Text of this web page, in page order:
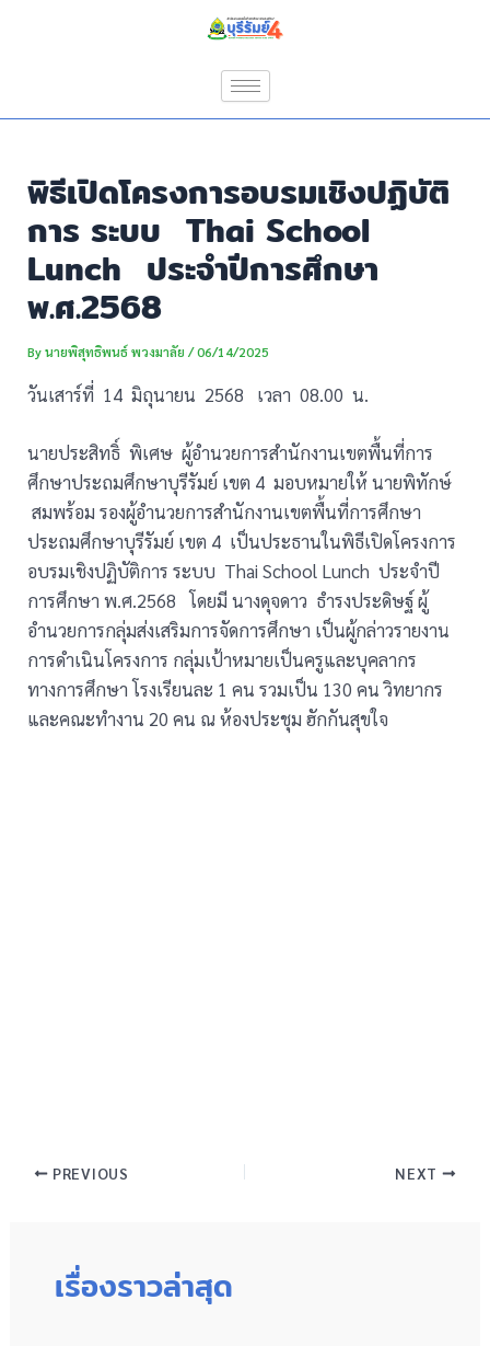
พิธีเปิดโครงการอบรมเชิงปฏิบัติ
การ ระบบ Thai School
Lunch ประจำปีการศึกษา
พ.ศ.2568
Byนายพิสุทธิพนธ์ พวงมาลัย/06/14/2025
วันเสาร์ที่ 14 มิถุนายน 2568 เวลา 08.00 น.
นายประสิทธิ์ พิเศษ ผู้อำนวยการสำนักงานเขตพื้นที่การ
ศึกษาประถมศึกษาบุรีรัมย์ เขต 4 มอบหมายให้ นายพิทักษ์
สมพร้อม รองผู้อำนวยการสำนักงานเขตพื้นที่การศึกษา
ประถมศึกษาบุรีรัมย์ เขต 4 เป็นประธานในพิธีเปิดโครงการ
อบรมเชิงปฏิบัติการ ระบบ Thai School Lunch ประจำปี
การศึกษา พ.ศ.2568 โดยมี นางดุจดาว ธำรงประดิษฐ์ ผู้
อำนวยการกลุ่มส่งเสริมการจัดการศึกษา เป็นผู้กล่าวรายงาน
การดำเนินโครงการ กลุ่มเป้าหมายเป็นครูและบุคลากร
ทางการศึกษา โรงเรียนละ 1 คน รวมเป็น 130 คน วิทยากร
และคณะทำงาน 20 คน ณ ห้องประชุม ฮักกันสุขใจ
PREVIOUS NEXT
เรื่องราวล่าสุด